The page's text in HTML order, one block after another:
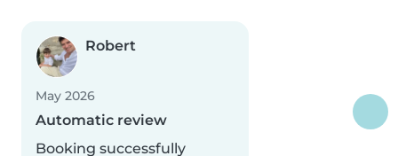
Robert
May 2026
Automatic review
Booking successfully